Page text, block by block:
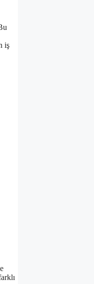
iş